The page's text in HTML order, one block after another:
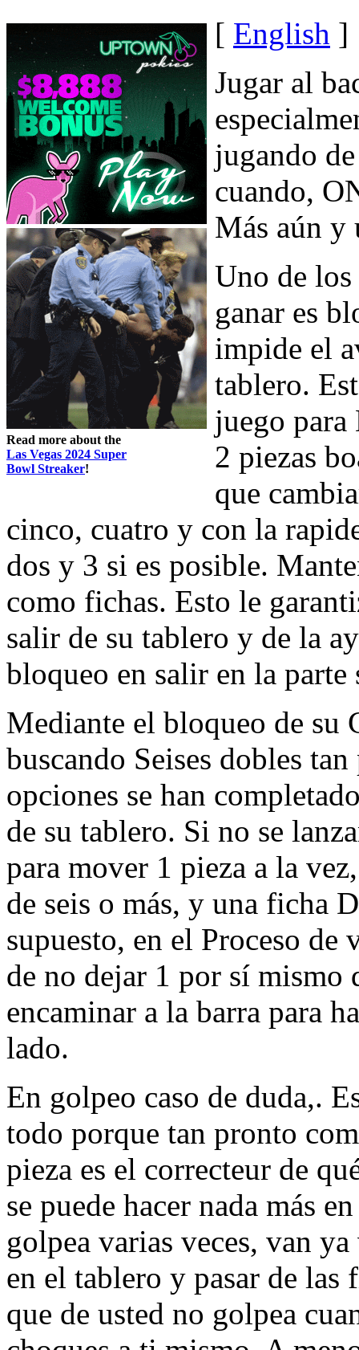
Read more about the
Las Vegas 2024 Super
Bowl Streaker!
[ English ]
Jugar al
jugando
cuando,
Más aún y
Uno de los
ganar es
impide el
tablero.
juego para
2 piezas
que
cinco, cuatro y con la
dos y 3 si es posible.
como fichas. Esto le
salir de su tablero y de la
bloqueo en salir en la parte
Mediante el bloqueo de su
buscando Seises dobles
opciones se han
de su tablero. Si no se
para mover 1 pieza a la
de seis o más, y una ficha
supuesto, en el Proceso de
de no dejar 1 por sí mismo
encaminar a la barra para
lado.
En golpeo caso de duda,.
todo porque tan pronto
pieza es el correcteur de
se puede hacer nada más
golpea varias veces, van
en el tablero y pasar de las
que de usted no golpea